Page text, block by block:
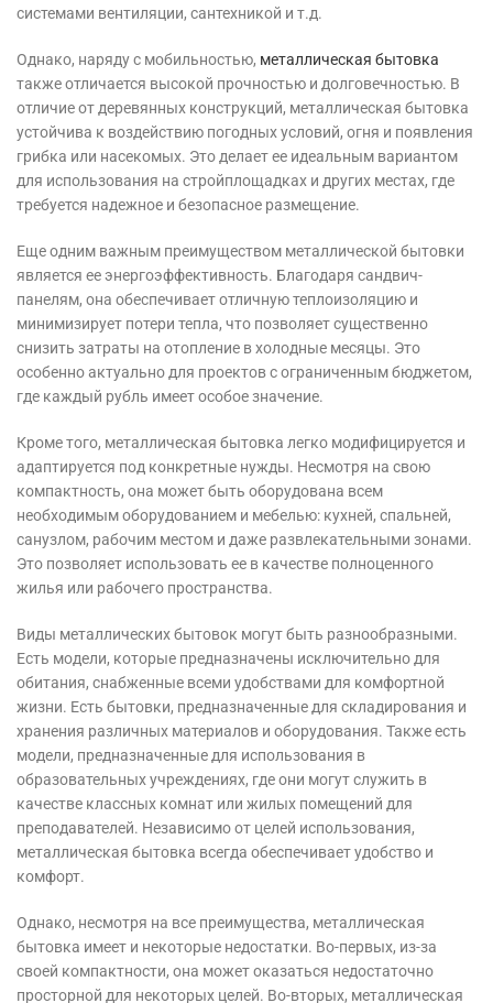
системами вентиляции, сантехникой и т.д.
Однако, наряду с мобильностью, металлическая бытовка
также отличается высокой прочностью и долговечностью. В
отличие от деревянных конструкций, металлическая бытовка
устойчива к воздействию погодных условий, огня и появления
грибка или насекомых. Это делает ее идеальным вариантом
для использования на стройплощадках и других местах, где
требуется надежное и безопасное размещение.
Еще одним важным преимуществом металлической бытовки
является ее энергоэффективность. Благодаря сандвич-
панелям, она обеспечивает отличную теплоизоляцию и
минимизирует потери тепла, что позволяет существенно
снизить затраты на отопление в холодные месяцы. Это
особенно актуально для проектов с ограниченным бюджетом,
где каждый рубль имеет особое значение.
Кроме того, металлическая бытовка легко модифицируется и
адаптируется под конкретные нужды. Несмотря на свою
компактность, она может быть оборудована всем
необходимым оборудованием и мебелью: кухней, спальней,
санузлом, рабочим местом и даже развлекательными зонами.
Это позволяет использовать ее в качестве полноценного
жилья или рабочего пространства.
Виды металлических бытовок могут быть разнообразными.
Есть модели, которые предназначены исключительно для
обитания, снабженные всеми удобствами для комфортной
жизни. Есть бытовки, предназначенные для складирования и
хранения различных материалов и оборудования. Также есть
модели, предназначенные для использования в
образовательных учреждениях, где они могут служить в
качестве классных комнат или жилых помещений для
преподавателей. Независимо от целей использования,
металлическая бытовка всегда обеспечивает удобство и
комфорт.
Однако, несмотря на все преимущества, металлическая
бытовка имеет и некоторые недостатки. Во-первых, из-за
своей компактности, она может оказаться недостаточно
просторной для некоторых целей. Во-вторых, металлическая